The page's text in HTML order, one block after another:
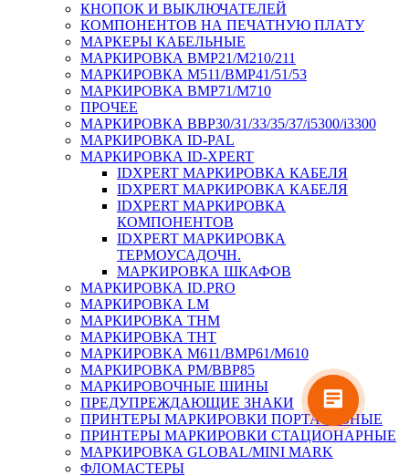
КНОПОК И ВЫКЛЮЧАТЕЛЕЙ
КОМПОНЕНТОВ НА ПЕЧАТНУЮ ПЛАТУ
МАРКЕРЫ КАБЕЛЬНЫЕ
МАРКИРОВКА BMP21/M210/211
МАРКИРОВКА M511/BMP41/51/53
МАРКИРОВКА BMP71/M710
ПРОЧЕЕ
МАРКИРОВКА BBP30/31/33/35/37/i5300/i3300
МАРКИРОВКА ID-PAL
МАРКИРОВКА ID-XPERT
IDXPERT МАРКИРОВКА КАБЕЛЯ
IDXPERT МАРКИРОВКА КАБЕЛЯ
IDXPERT МАРКИРОВКА
КОМПОНЕНТОВ
IDXPERT МАРКИРОВКА
ТЕРМОУСАДОЧН.
МАРКИРОВКА ШКАФОВ
МАРКИРОВКА ID.PRO
МАРКИРОВКА LM
МАРКИРОВКА THM
МАРКИРОВКА THT
МАРКИРОВКА M611/BMP61/M610
МАРКИРОВКА PM/BBP85
МАРКИРОВОЧНЫЕ ШИНЫ
ПРЕДУПРЕЖДАЮЩИЕ ЗНАКИ
ПРИНТЕРЫ МАРКИРОВКИ ПОРТАТИВНЫЕ
ПРИНТЕРЫ МАРКИРОВКИ СТАЦИОНАРНЫЕ
МАРКИРОВКА GLOBAL/MINI MARK
ФЛОМАСТЕРЫ